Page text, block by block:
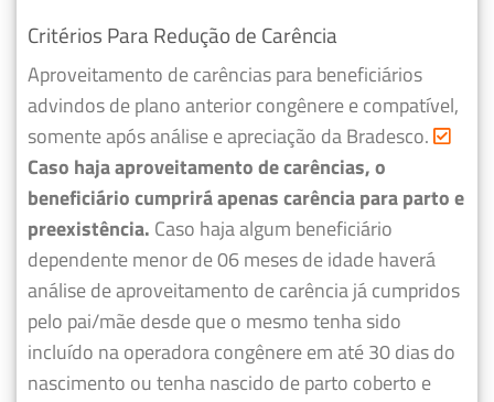
Critérios Para Redução de Carência
Aproveitamento de carências para beneficiários
advindos de plano anterior congênere e compatível,
somente após análise e apreciação da Bradesco.
Caso haja aproveitamento de carências, o
beneficiário cumprirá apenas carência para parto e
preexistência. Caso haja algum beneficiário
dependente menor de 06 meses de idade haverá
análise de aproveitamento de carência já cumpridos
pelo pai/mãe desde que o mesmo tenha sido
incluído na operadora congênere em até 30 dias do
nascimento ou tenha nascido de parto coberto e